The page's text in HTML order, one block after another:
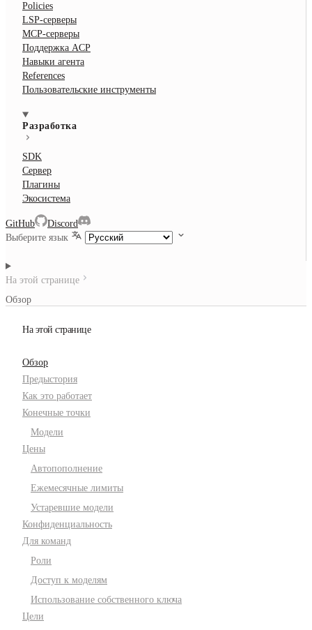
Policies
LSP-серверы
MCP-серверы
Поддержка ACP
Навыки агента
References
Пользовательские инструменты
Разработка
SDK
Сервер
Плагины
Экосистема
GitHub
Discord
Выберите язык
На этой странице
Обзор
На этой странице
Обзор
Предыстория
Как это работает
Конечные точки
Модели
Цены
Автопополнение
Ежемесячные лимиты
Устаревшие модели
Конфиденциальность
Для команд
Роли
Доступ к моделям
Использование собственного ключа
Цели